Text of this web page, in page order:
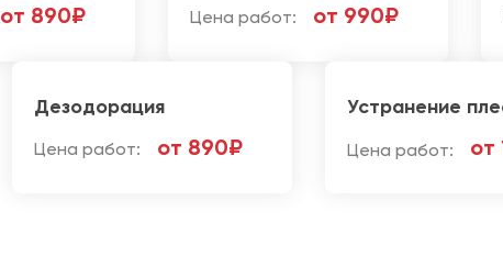
от 890₽ Цена работ: от 990₽
Дезодорация
Цена работ: от 890₽
Устранение
Цена работ: от